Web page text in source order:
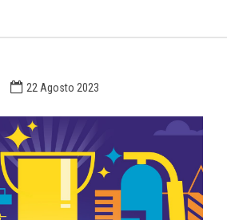
22 Agosto 2023